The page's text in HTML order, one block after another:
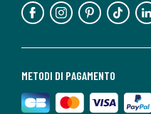
METODI DI PAGAMENTO